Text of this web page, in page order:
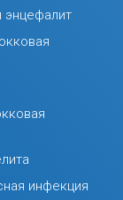
инфекция